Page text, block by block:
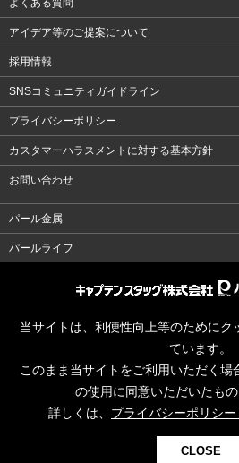
よくある質問
アイデア等のご提案について
採用情報
SNSコミュニティガイドライン
プライバシーポリシー
カスタマーハラスメントに対する基本方針
お問い合わせ
パール金属
パールライフ
当サイトは、利便性向上等のためにク
ています。
このまま当サイトをご利用いただく場
の使用に同意いただいたもの
詳しくは、 プライバシーポリシー
CLOSE